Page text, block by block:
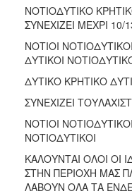
ΝΟΤΙΟΔΥΤΙΚΟ
ΣΥΝΕΧΙΖΕΙ ΜΕΧΡΙ 10/
ΝΟΤΙΟΙ
ΔΥΤΙΚΟΙ
ΔΥΤΙΚΟ ΚΡΗΤΙΚΟ
ΣΥΝΕΧΙΖΕΙ
ΝΟΤΙΟΙ
ΝΟΤΙΟΔΥΤΙΚΟΙ
ΚΑΛΟΥΝΤΑΙ ΟΛΟΙ ΟΙ
ΣΤΗΝ ΠΕΡΙΟΧΗ ΜΑΣ
ΛΑΒΟΥΝ ΟΛΑ ΤΑ